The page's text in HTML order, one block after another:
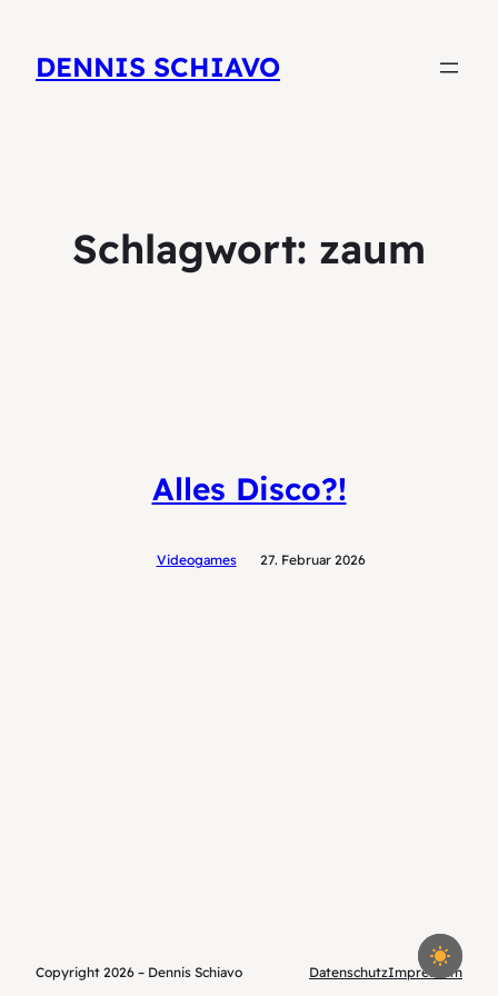
DENNIS SCHIAVO
Schlagwort: zaum
Alles Disco?!
Videogames 27. Februar 2026
Copyright 2026 – Dennis Schiavo DatenschutzImpressum